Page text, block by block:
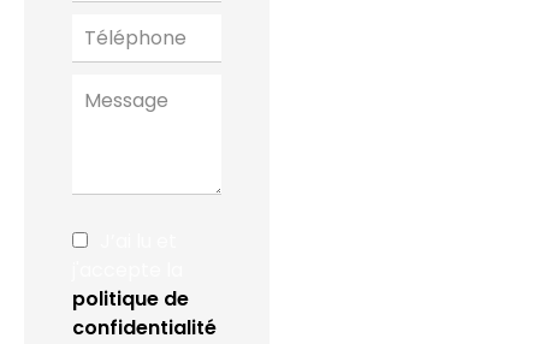
politique de
confidentialité